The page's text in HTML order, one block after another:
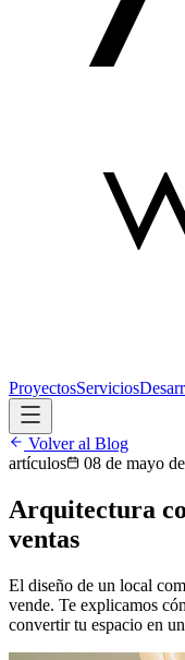
ProyectosServicios
Volver al Blog
artículos
08 de mayo
Arquitectura
ventas
El diseño de un local
vende. Te explicamos
convertir tu espacio en